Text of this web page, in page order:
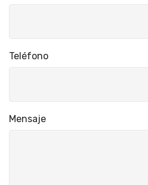
Teléfono
Mensaje